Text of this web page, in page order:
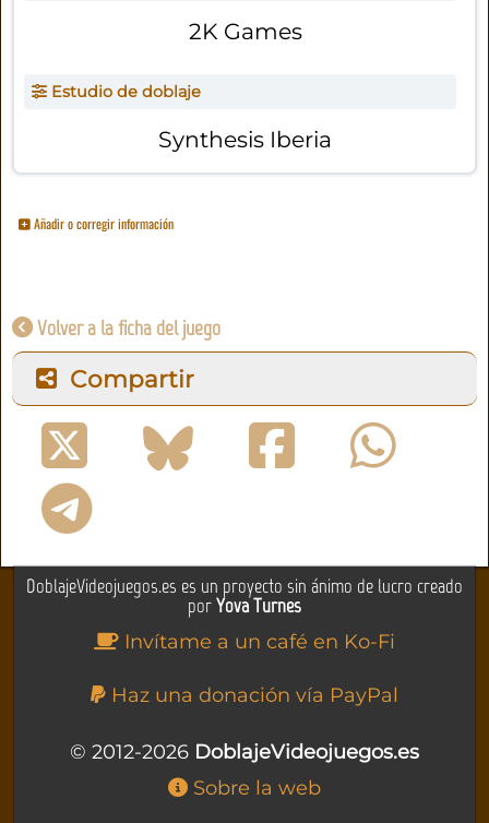
2K Games
Estudio de doblaje
Synthesis Iberia
Añadir o corregir información
Volver a la ficha del juego
Compartir
DoblajeVideojuegos.es es un proyecto sin ánimo de lucro creado
porYova Turnes
Invítame a un café en Ko-Fi
Haz una donación vía PayPal
© 2012-2026 DoblajeVideojuegos.es
Sobre la web